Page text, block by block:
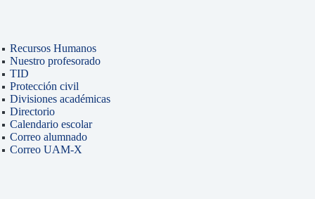
Recursos Humanos
Nuestro profesorado
TID
Protección civil
Divisiones académicas
Directorio
Calendario escolar
Correo alumnado
Correo UAM-X